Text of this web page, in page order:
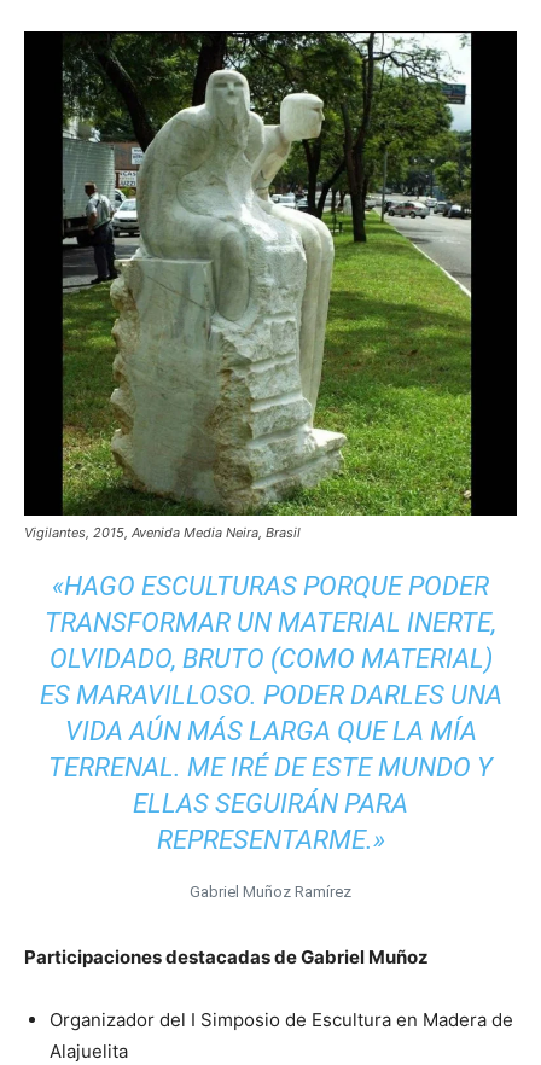
Vigilantes, 2015, Avenida Media Neira, Brasil
«HAGO ESCULTURAS PORQUE PODER
TRANSFORMAR UN MATERIAL INERTE,
OLVIDADO, BRUTO (COMO MATERIAL)
ES MARAVILLOSO. PODER DARLES UNA
VIDA AÚN MÁS LARGA QUE LA MÍA
TERRENAL. ME IRÉ DE ESTE MUNDO Y
ELLAS SEGUIRÁN PARA
REPRESENTARME.»
Gabriel Muñoz Ramírez
Participaciones destacadas de Gabriel Muñoz
Organizador del I Simposio de Escultura en Madera de
Alajuelita